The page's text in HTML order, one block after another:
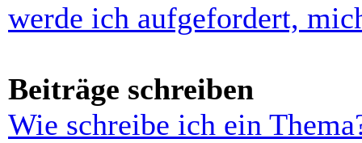
werde ich aufgefordert,
Beiträge schreiben
Wie schreibe ich ein